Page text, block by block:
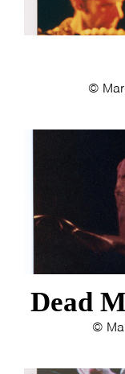
©
Dead
©